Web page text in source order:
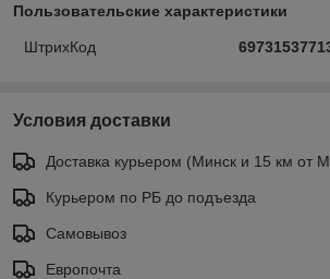
Пользовательские характеристики
ШтрихКод
Условия доставки
Доставка курьером (Минск и 15 км от
Курьером по РБ до подъезда
Самовывоз
Европочта